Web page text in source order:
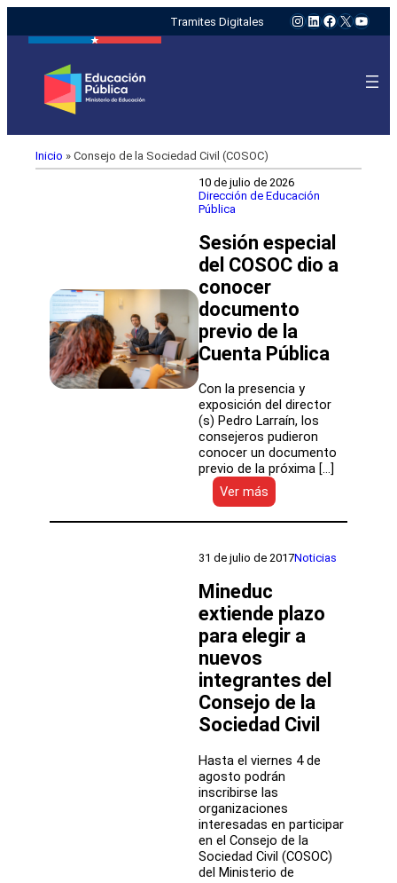
Tramites Digitales Instagram
LinkedIn
Facebook
X
Inicio » Consejo de la Sociedad Civil (COSOC)
10 de julio de 2026
Dirección de Educación
Pública
Sesión especial
del COSOC dio a
conocer
documento
previo de la
Cuenta Pública
Con la presencia y
exposición del director
(s) Pedro Larraín, los
consejeros pudieron
conocer un documento
previo de la próxima […]
Ver más
Sesión
especial
COSOC
a
conocer
documento
previo
de
Cuenta
Pública
31 de julio de 2017Noticias
Mineduc
extiende plazo
para elegir a
nuevos
integrantes del
Consejo de la
Sociedad Civil
Hasta el viernes 4 de
agosto podrán
inscribirse las
organizaciones
interesadas en participar
en el Consejo de la
Sociedad Civil (COSOC)
del Ministerio de